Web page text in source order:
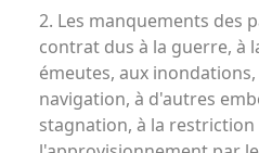
2. Les manquements des
contrat dus à la guerre, à
émeutes, aux
navigation, à d'autres
stagnation, à la restriction